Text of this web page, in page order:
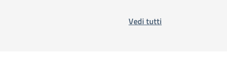
Vedi tutti